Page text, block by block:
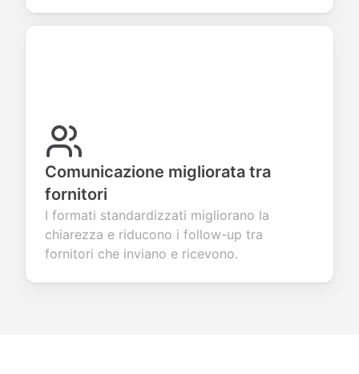
Comunicazione migliorata tra
fornitori
I formati standardizzati migliorano la
chiarezza e riducono i follow-up tra
fornitori che inviano e ricevono.